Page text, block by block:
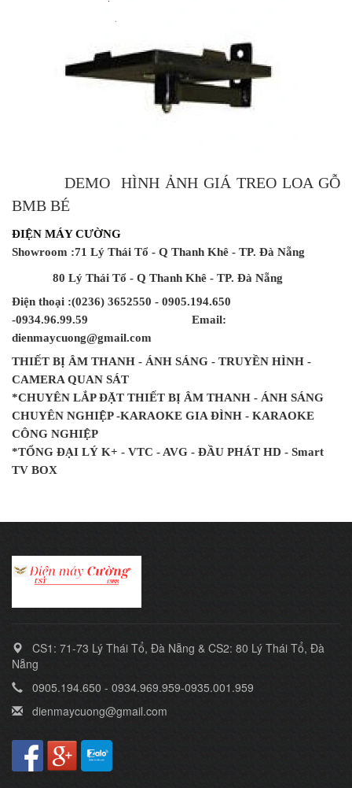
DEMO HÌNH ẢNH GIÁ TREO LOA GỖ
BMB BÉ
ĐIỆN MÁY CƯỜNG
Showroom :71 Lý Thái Tổ - Q Thanh Khê - TP. Đà Nẵng
80 Lý Thái Tổ - Q Thanh Khê - TP. Đà Nẵng
Điện thoại :(0236) 3652550 - 0905.194.650
-0934.96.99.59 Email:
dienmaycuong@gmail.com
THIẾT BỊ ÂM THANH - ÁNH SÁNG - TRUYỀN HÌNH -
CAMERA QUAN SÁT
*CHUYÊN LẮP ĐẶT THIẾT BỊ ÂM THANH - ÁNH SÁNG
CHUYÊN NGHIỆP -KARAOKE GIA ĐÌNH - KARAOKE
CÔNG NGHIỆP
*TỔNG ĐẠI LÝ K+ - VTC - AVG - ĐẦU PHÁT HD - Smart
TV BOX
CS1: 71-73 Lý Thái Tổ, Đà Nẵng & CS2: 80 Lý Thái Tổ, Đà
Nẵng
0905.194.650 - 0934.969.959-0935.001.959
dienmaycuong@gmail.com